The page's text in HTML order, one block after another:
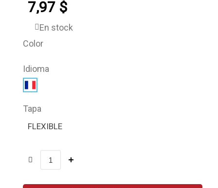
7,97 $
En stock
Color
Idioma
Tapa
FLEXIBLE